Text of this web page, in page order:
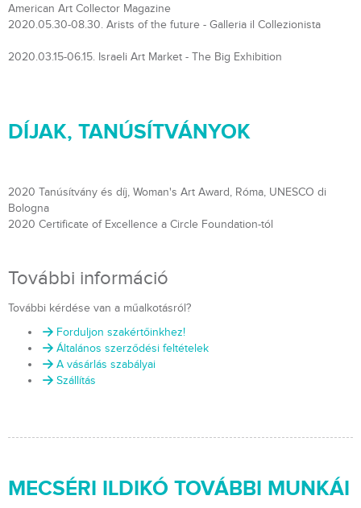
American Art Collector Magazine
2020.05.30-08.30. Arists of the future - Galleria il Collezionista
2020.03.15-06.15. Israeli Art Market - The Big Exhibition
DÍJAK, TANÚSÍTVÁNYOK
2020 Tanúsítvány és díj, Woman's Art Award, Róma, UNESCO di
Bologna
2020 Certificate of Excellence a Circle Foundation-tól
További információ
További kérdése van a műalkotásról?
Forduljon szakértőinkhez!
Általános szerződési feltételek
A vásárlás szabályai
Szállítás
MECSÉRI ILDIKÓ TOVÁBBI MUNKÁI